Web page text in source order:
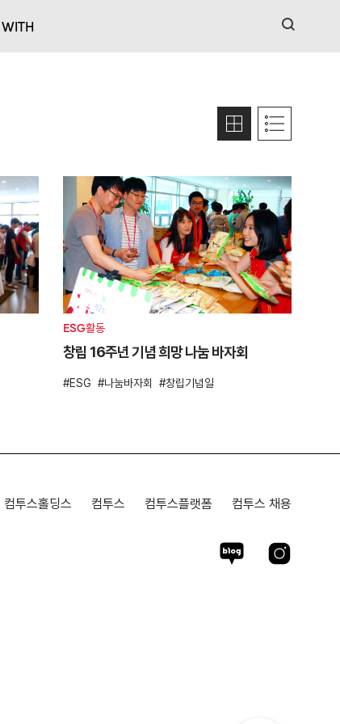
WITH 검색
ESG활동
창립 16주년 기념 희망 나눔 바자회
ESG 나눔바자회 창립기념일
컴투스홀딩스 컴투스 컴투스플랫폼 컴투스 채용